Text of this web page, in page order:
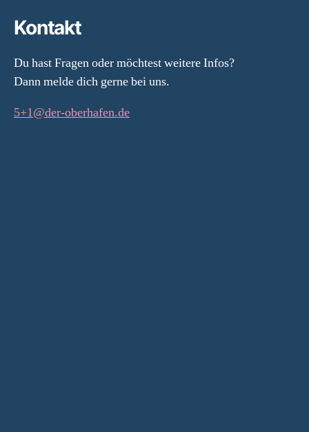
Kontakt
Du hast Fragen oder möchtest weitere Infos?
Dann melde dich gerne bei uns.
5+1@der-oberhafen.de